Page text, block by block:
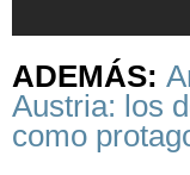
ADEMÁS:
Austria: los
como